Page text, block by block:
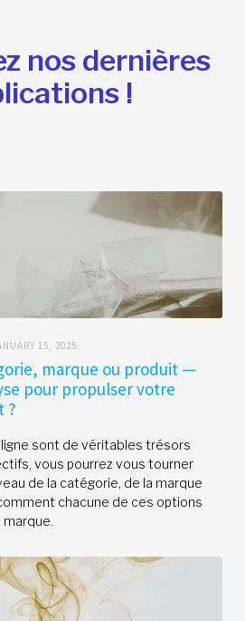
nos dernières
!
15, 2025
marque ou produit —
pour propulser votre
?
sont de véritables trésors
vous pourrez vous tourner
de la catégorie, de la marque
chacune de ces options